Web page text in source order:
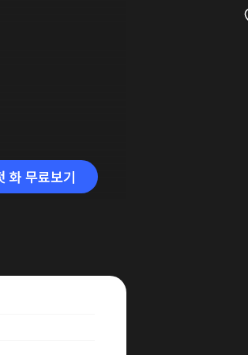
화 무료보기